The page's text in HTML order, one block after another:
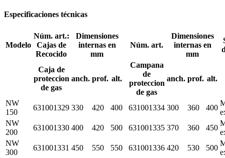
Especificaciones técnicas
Modelo
Núm. art.:
Cajas de
Recocido
Dimensiones
internas en
mm
Núm. art.
Dimensiones
internas en
mm
Caja de
proteccion
de gas
anch. prof. alt.
Campana
de
proteccion
de gas
anch. prof. alt.
NW
150
631001329 330 420 400 631001334 300 360 400
NW
200
631001330 400 420 500 631001335 370 360 450
NW
300
631001331 450 550 550 631001336 420 530 500